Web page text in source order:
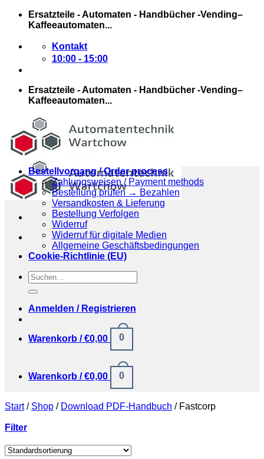
Zum
Ersatzteile - Automaten - Handbücher -Vending–
Kaffeeautomaten...
Kontakt
10:00 - 15:00
Ersatzteile - Automaten - Handbücher -Vending–
Kaffeeautomaten...
Bestellvorgang / Order process
Zahlungsweisen / Payment methods
Bestellung prüfen → Bezahlen
Versandkosten & Lieferung
Bestellung Verfolgen
Widerruf
Widerruf für digitale Medien
Allgemeine Geschäftsbedingungen
Cookie-Richtlinie (EU)
Suchen
nach:
Anmelden / Registrieren
Warenkorb /€0,00 0
Warenkorb /€0,00 0
Start / Shop / Download PDF-Handbuch /Fastcorp
Filter